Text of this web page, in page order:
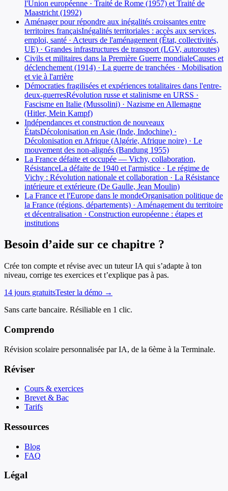
l'Union européenne · Traité de Rome (1957) et Traité de
Maastricht (1992)
Aménager pour répondre aux inégalités croissantes entre
territoires françaisInégalités territoriales : accès aux services,
emploi, santé · Acteurs de l'aménagement (État, collectivités,
UE) · Grandes infrastructures de transport (LGV, autoroutes)
Civils et militaires dans la Première Guerre mondialeCauses et
déclenchement (1914) · La guerre de tranchées · Mobilisation
et vie à l'arrière
Démocraties fragilisées et expériences totalitaires dans l'entre-
deux-guerresRévolution russe et stalinisme en URSS ·
Fascisme en Italie (Mussolini) · Nazisme en Allemagne
(Hitler, Mein Kampf)
Indépendances et construction de nouveaux
ÉtatsDécolonisation en Asie (Inde, Indochine) ·
Décolonisation en Afrique (Algérie, Afrique noire) · Le
mouvement des non-alignés (Bandung 1955)
La France défaite et occupée — Vichy, collaboration,
RésistanceLa défaite de 1940 et l'armistice · Le régime de
Vichy : Révolution nationale et collaboration · La Résistance
intérieure et extérieure (De Gaulle, Jean Moulin)
La France et l'Europe dans le mondeOrganisation politique de
la France (régions, départements) · Aménagement du territoire
et décentralisation · Construction européenne : étapes et
institutions
Besoin d’aide sur ce chapitre ?
Crée ton compte et révise avec un tuteur IA qui s’adapte à ton
niveau, corrige tes exercices et t’explique pas à pas.
14 jours gratuitsTester la démo →
Sans carte bancaire. Résiliable en 1 clic.
Comprendo
Révision scolaire personnalisée par IA, de la 6ème à la Terminale.
Réviser
Cours & exercices
Brevet & Bac
Tarifs
Ressources
Blog
FAQ
Légal